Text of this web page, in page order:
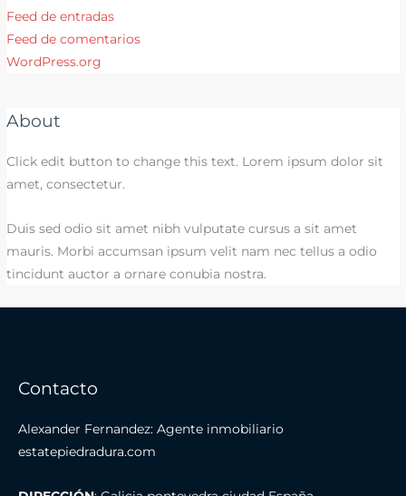
Feed de entradas
Feed de comentarios
WordPress.org
About
Click edit button to change this text. Lorem ipsum dolor sit
amet, consectetur.
Duis sed odio sit amet nibh vulputate cursus a sit amet
mauris. Morbi accumsan ipsum velit nam nec tellus a odio
tincidunt auctor a ornare conubia nostra.
Contacto
Alexander Fernandez: Agente inmobiliario
estatepiedradura.com